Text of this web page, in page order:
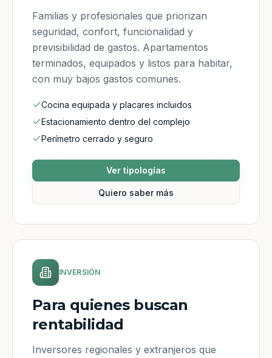
Familias y profesionales que priorizan
seguridad, confort, funcionalidad y
previsibilidad de gastos. Apartamentos
terminados, equipados y listos para habitar,
con muy bajos gastos comunes.
Cocina equipada y placares incluidos
Estacionamiento dentro del complejo
Perímetro cerrado y seguro
Ver tipologías
Quiero saber más
INVERSIÓN
Para quienes buscan
rentabilidad
Inversores regionales y extranjeros que